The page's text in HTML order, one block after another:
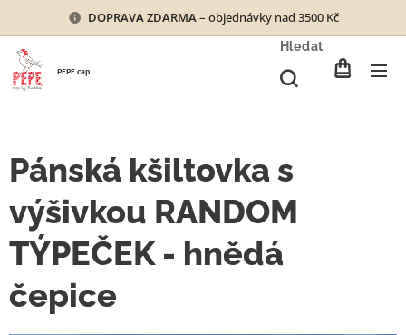
DOPRAVA ZDARMA – objednávky nad 3500 Kč
PEPE cap
Hledat
Pánská kšiltovka s
výšivkou RANDOM
TÝPEČEK - hnědá
čepice